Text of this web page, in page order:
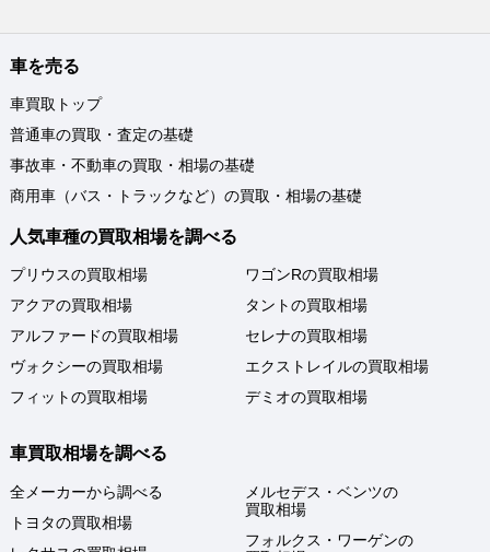
車を売る
車買取トップ
普通車の買取・査定の基礎
事故車・不動車の買取・相場の基礎
商用車（バス・トラックなど）の買取・相場の基礎
人気車種の買取相場を調べる
プリウスの買取相場
アクアの買取相場
アルファードの買取相場
ヴォクシーの買取相場
フィットの買取相場
ワゴンRの買取相場
タントの買取相場
セレナの買取相場
エクストレイルの買取相場
デミオの買取相場
車買取相場を調べる
全メーカーから調べる
トヨタの買取相場
メルセデス・ベンツの
買取相場
フォルクス・ワーゲンの